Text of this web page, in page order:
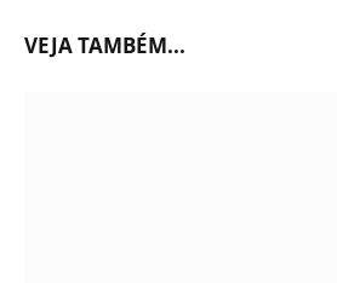
VEJA TAMBÉM...